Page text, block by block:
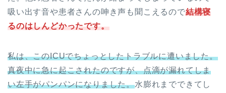
吸い出す音や患者さんの呻き声も聞こえるので結構寝
るのはしんどかったです。
私は、このICUでちょっとしたトラブルに遭いました。
真夜中に急に起こされたのですが、点滴が漏れてしま
い左手がパンパンになりました。水膨れまでできてし